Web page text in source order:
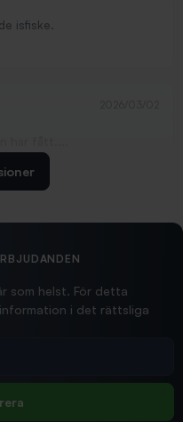
isfiske.
2026/02/19
och bra...
som helst. För detta
i det rättsliga